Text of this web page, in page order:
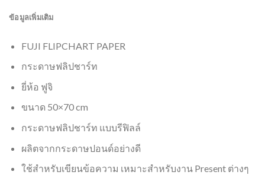
ข้อมูลเพิ่มเติม
FUJI FLIPCHART PAPER
กระดาษฟลิปชาร์ท
ยี่ห้อ ฟูจิ
ขนาด 50×70 cm
กระดาษฟลิปชาร์ท แบบรีฟิลล์
ผลิตจากกระดาษปอนด์อย่างดี
ใช้สำหรับเขียนข้อความ เหมาะสำหรับงาน Present ต่างๆ